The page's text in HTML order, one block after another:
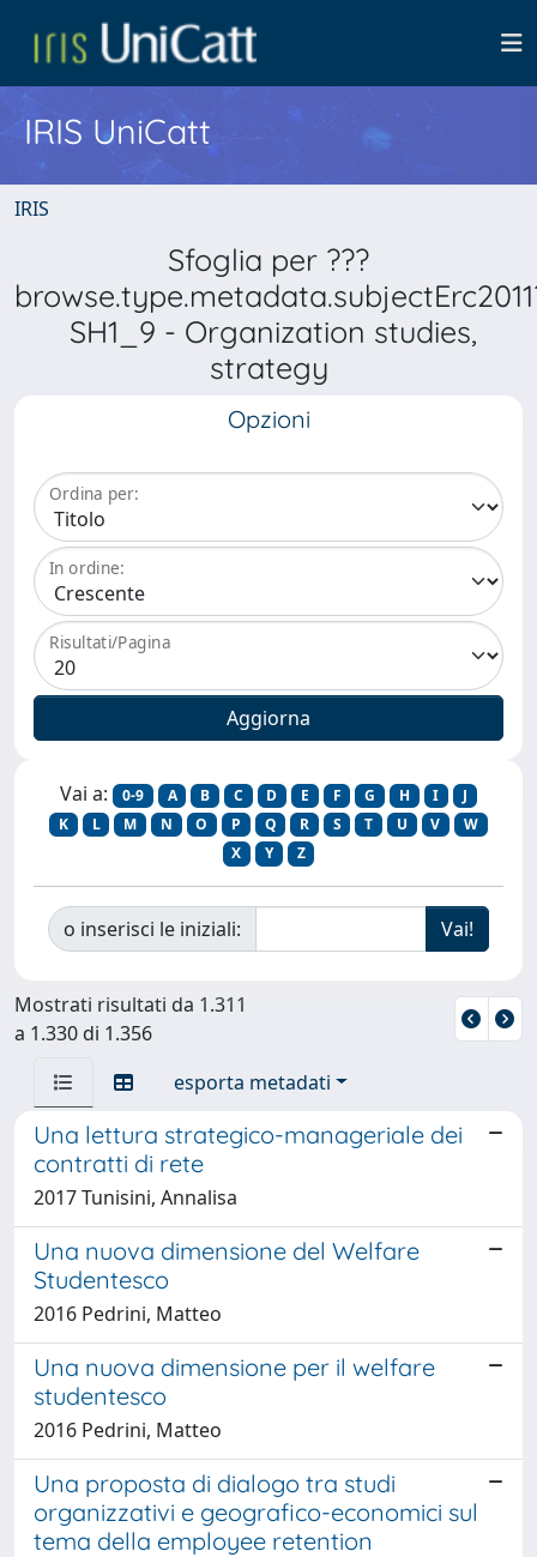
IRIS UniCatt
IRIS
Sfoglia per ???
SH1_9 - Organization studies,
strategy
Opzioni
Ordina per:
In ordine:
Risultati/Pagina
Vai a: 0-9 A B C D E F G H I
J
K
L M N O P Q R S T U V
W
X
Y Z
o inserisci le iniziali:
Mostrati risultati da 1.311
a 1.330 di 1.356
esporta metadati
Una lettura strategico-manageriale dei
contratti di rete
2017 Tunisini, Annalisa
Una nuova dimensione del Welfare
Studentesco
2016 Pedrini, Matteo
Una nuova dimensione per il welfare
studentesco
2016 Pedrini, Matteo
Una proposta di dialogo tra studi
organizzativi e geografico-economici sul
tema della employee retention